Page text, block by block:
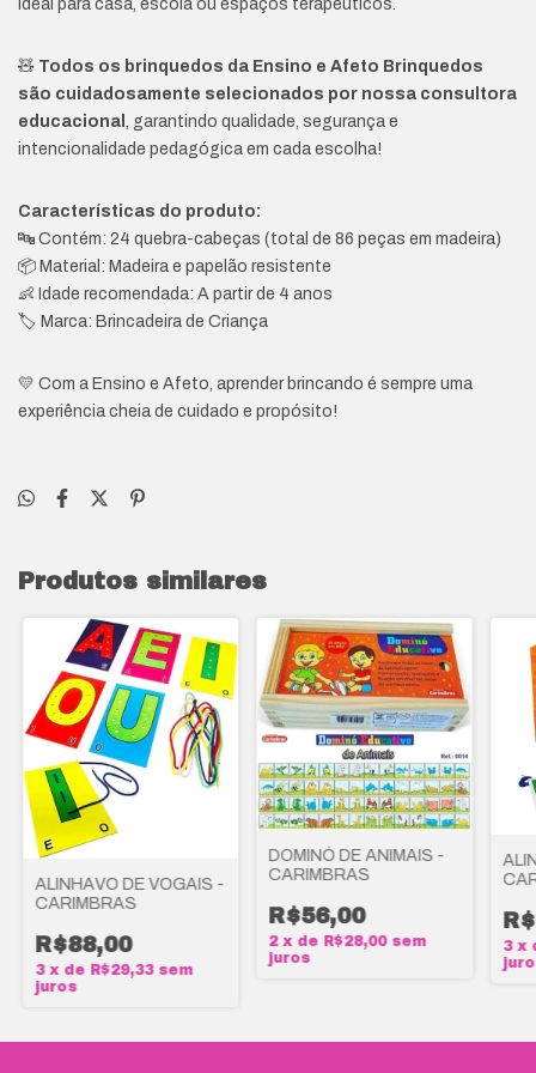
Ideal para casa, escola ou espaços terapêuticos.
🧸 Todos os brinquedos da Ensino e Afeto Brinquedos
são cuidadosamente selecionados por nossa consultora
educacional , garantindo qualidade, segurança e
intencionalidade pedagógica em cada escolha!
Características do produto:
🔤 Contém: 24 quebra-cabeças (total de 86 peças em madeira)
📦 Material: Madeira e papelão resistente
👶 Idade recomendada: A partir de 4 anos
🏷️ Marca: Brincadeira de Criança
💛 Com a Ensino e Afeto, aprender brincando é sempre uma
experiência cheia de cuidado e propósito!
Produtos similares
ALINHAVO DE VOGAIS -
CARIMBRAS
R$88,00
3 x de R$29,33 sem
juros
DOMINÓ DE ANIMAIS -
CARIMBRAS
R$56,00
2 x de R$28,00 sem
juros
3 x